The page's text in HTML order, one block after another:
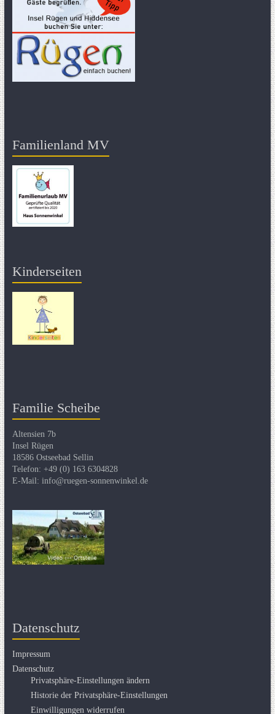
Familienland MV
Kinderseiten
Familie Scheibe
Altensien 7b
Insel Rügen
18586 Ostseebad Sellin
Telefon: +49 (0) 163 6304828
E-Mail: info@ruegen-sonnenwinkel.de
Datenschutz
Impressum
Datenschutz
Privatsphäre-Einstellungen ändern
Historie der Privatsphäre-Einstellungen
Einwilligungen widerrufen